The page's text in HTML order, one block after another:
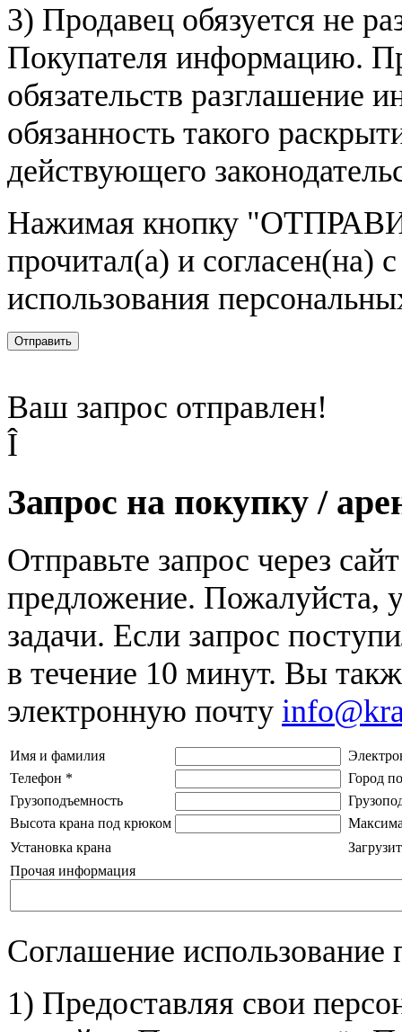
3) Продавец обязуется не
Покупателя информацию.
обязательств разглашение
обязанность такого
действующего
Нажимая кнопку
прочитал(а) и согласен(на)
использования
Отправить
Ваш запрос отправлен!
Î
Запрос на покупку /
Отправьте запрос через
предложение. Пожалуйста,
задачи. Если запрос
в течение 10 минут. Вы
электронную почту
Имя и фамилия
Телефон *
Город
Грузоподъемность
Высота крана под крюком
Установка крана
Прочая информация
Соглашение
1) Предоставляя свои